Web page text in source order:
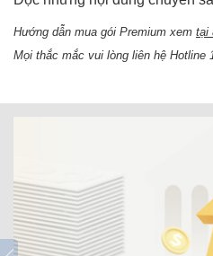
Hướng dẫn mua gói Premium xem tại
Mọi thắc mắc vui lòng liên hệ Hotline